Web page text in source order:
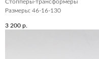
Стопперы-трансформеры
Размеры: 46-16-130
3 200 р.